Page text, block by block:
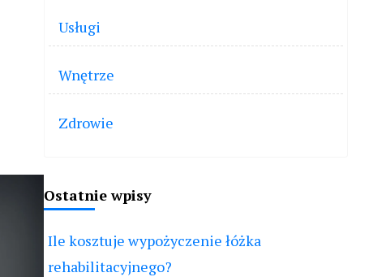
Usługi
Wnętrze
Zdrowie
Ostatnie wpisy
Ile kosztuje wypożyczenie łóżka
rehabilitacyjnego?